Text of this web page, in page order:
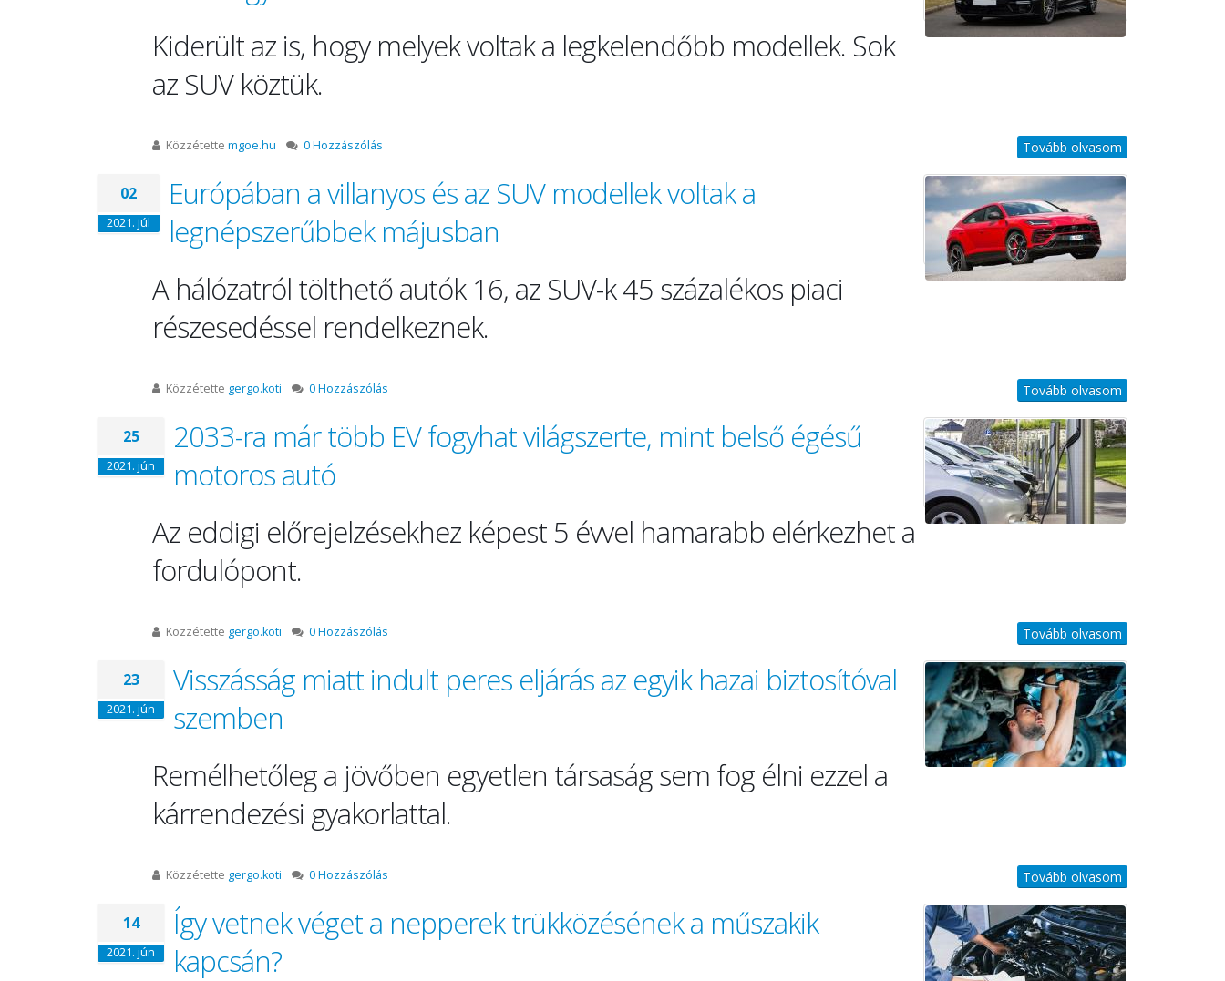
Kiderült az is, hogy melyek voltak a legkelendőbb modellek. Sok
az SUV köztük.
Közzétette mgoe.hu 0 Hozzászólás Tovább olvasom
02
2021. júl
Európában a villanyos és az SUV modellek voltak a
legnépszerűbbek májusban
A hálózatról tölthető autók 16, az SUV-k 45 százalékos piaci
részesedéssel rendelkeznek.
Közzétette gergo.koti 0 Hozzászólás Tovább olvasom
25
2021. jún
2033-ra már több EV fogyhat világszerte, mint belső égésű
motoros autó
Az eddigi előrejelzésekhez képest 5 évvel hamarabb elérkezhet a
fordulópont.
Közzétette gergo.koti 0 Hozzászólás Tovább olvasom
23
2021. jún
Visszásság miatt indult peres eljárás az egyik hazai biztosítóval
szemben
Remélhetőleg a jövőben egyetlen társaság sem fog élni ezzel a
kárrendezési gyakorlattal.
Közzétette gergo.koti 0 Hozzászólás Tovább olvasom
14
2021. jún
Így vetnek véget a nepperek trükközésének a műszakik
kapcsán?